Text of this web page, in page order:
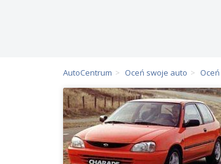
AutoCentrum Oceń swoje auto